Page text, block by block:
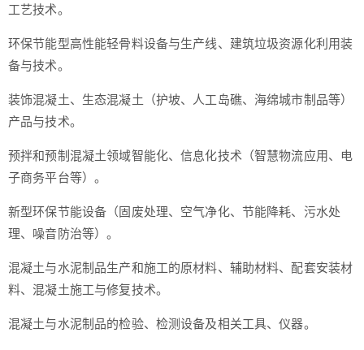
工艺技术。
环保节能型高性能轻骨料设备与生产线、建筑垃圾资源化利用装
备与技术。
装饰混凝土、生态混凝土（护坡、人工岛礁、海绵城市制品等）
产品与技术。
预拌和预制混凝土领域智能化、信息化技术（智慧物流应用、电
子商务平台等）。
新型环保节能设备（固废处理、空气净化、节能降耗、污水处
理、噪音防治等）。
混凝土与水泥制品生产和施工的原材料、辅助材料、配套安装材
料、混凝土施工与修复技术。
混凝土与水泥制品的检验、检测设备及相关工具、仪器。